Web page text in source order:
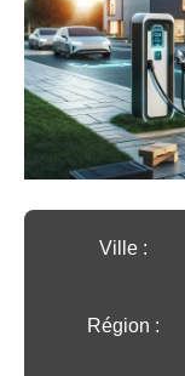
Ville :️
Région :️